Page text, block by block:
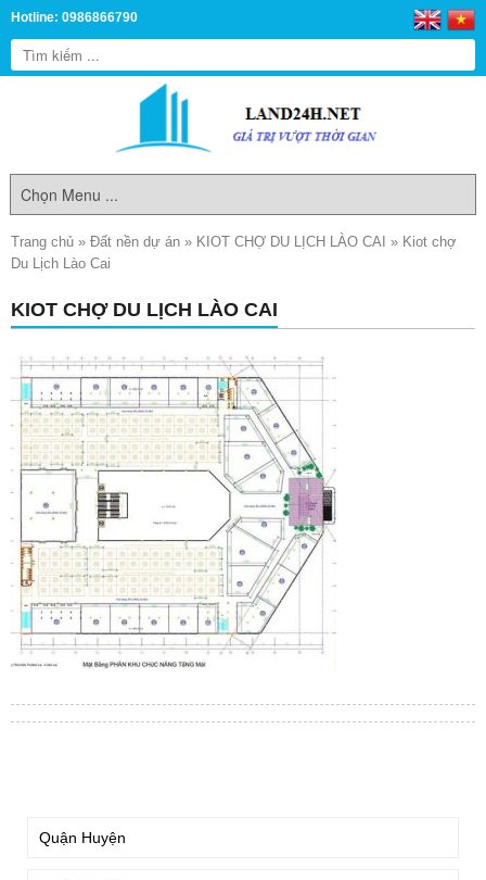
Hotline: 0986866790
Trang chủ » Đất nền dự án » KIOT CHỢ DU LỊCH LÀO CAI » Kiot chợ
Du Lịch Lào Cai
KIOT CHỢ DU LỊCH LÀO CAI